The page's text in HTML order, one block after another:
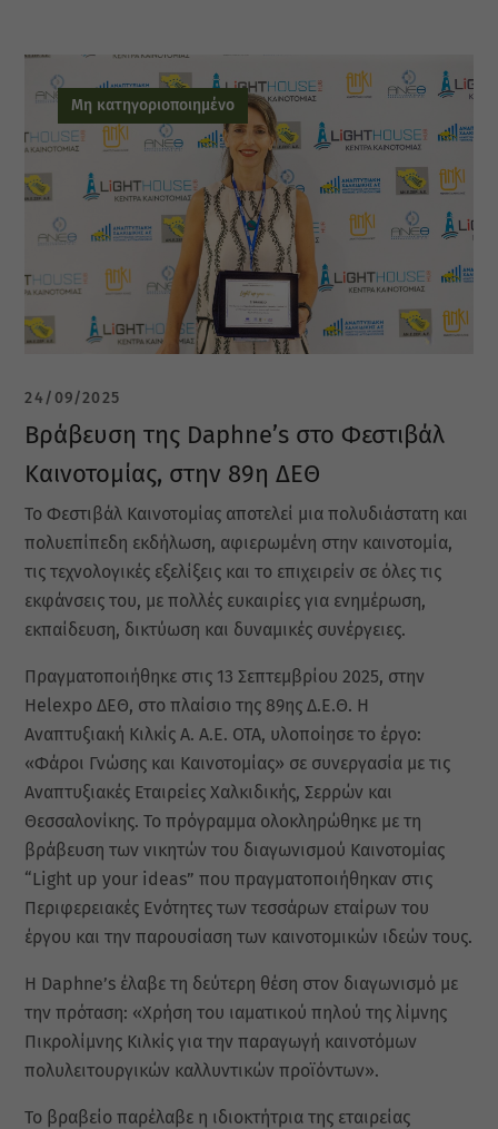
Μη κατηγοριοποιημένο
24/09/2025
Βράβευση της Daphne’s στο Φεστιβάλ
Καινοτομίας, στην 89η ΔΕΘ
Το Φεστιβάλ Καινοτομίας αποτελεί μια πολυδιάστατη και
πολυεπίπεδη εκδήλωση, αφιερωμένη στην καινοτομία,
τις τεχνολογικές εξελίξεις και το επιχειρείν σε όλες τις
εκφάνσεις του, με πολλές ευκαιρίες για ενημέρωση,
εκπαίδευση, δικτύωση και δυναμικές συνέργειες.
Πραγματοποιήθηκε στις 13 Σεπτεμβρίου 2025, στην
Helexpo ΔΕΘ, στο πλαίσιο της 89ης Δ.Ε.Θ. Η
Αναπτυξιακή Κιλκίς Α. Α.Ε. ΟΤΑ, υλοποίησε το έργο:
«Φάροι Γνώσης και Καινοτομίας» σε συνεργασία με τις
Αναπτυξιακές Εταιρείες Χαλκιδικής, Σερρών και
Θεσσαλονίκης. Το πρόγραμμα ολοκληρώθηκε με τη
βράβευση των νικητών του διαγωνισμού Καινοτομίας
“Light up your ideas” που πραγματοποιήθηκαν στις
Περιφερειακές Ενότητες των τεσσάρων εταίρων του
έργου και την παρουσίαση των καινοτομικών ιδεών τους.
Η Daphne’s έλαβε τη δεύτερη θέση στον διαγωνισμό με
την πρόταση: «Χρήση του ιαματικού πηλού της λίμνης
Πικρολίμνης Κιλκίς για την παραγωγή καινοτόμων
πολυλειτουργικών καλλυντικών προϊόντων».
Το βραβείο παρέλαβε η ιδιοκτήτρια της εταιρείας